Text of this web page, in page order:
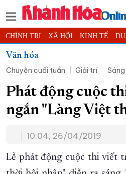
CHÍNH TRỊ XÃ HỘI KINH TẾ
THỂ THAO
KHOA HỌC - CÔNG NGHỆ PHÁP
THẾ GIỚI MULTIMEDIA VIDEO
PODCAST THÔNG TIN - QUẢNG CÁO
TRƯỜNG SA BIỂN ĐẢO QUÊ HƯƠNG
CHUNG TAY CẢI CÁCH HÀNH CHÍNH
Văn hóa
Chuyện cuối tuần
Giải trí
Phát động cuộc
ngắn "Làng Việt
10:04, 26/04/2019
Lễ phát động cuộc thi viết